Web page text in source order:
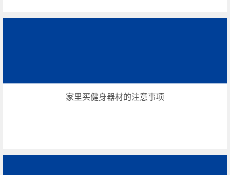
家里买健身器材的注意事项